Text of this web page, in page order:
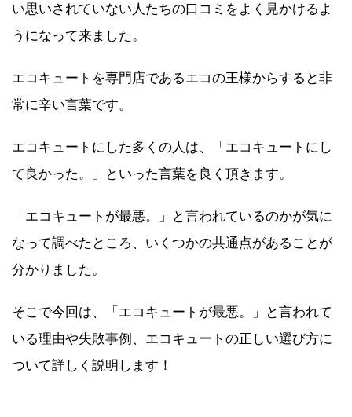
い思いされていない人たちの口コミをよく見かけるよ
うになって来ました。
エコキュートを専門店であるエコの王様からすると非
常に辛い言葉です。
エコキュートにした多くの人は、「エコキュートにし
て良かった。」といった言葉を良く頂きます。
「エコキュートが最悪。」と言われているのかが気に
なって調べたところ、いくつかの共通点があることが
分かりました。
そこで今回は、「エコキュートが最悪。」と言われて
いる理由や失敗事例、エコキュートの正しい選び方に
ついて詳しく説明します！